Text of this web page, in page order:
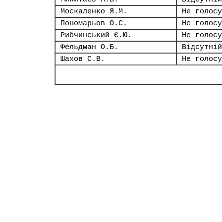
Москаленко Я.М.
Не
Пономарьов О.С.
Не
Рибчинський Є.Ю.
Не
Фельдман О.Б.
Відсутній
Шахов С.В.
Не